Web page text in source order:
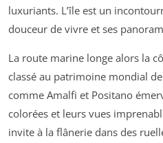
luxuriants. L’île est un
douceur de vivre et ses
La route marine longe alors la
classé au patrimoine mondial de
comme Amalfi et Positano
colorées et leurs vues
invite à la flânerie dans des